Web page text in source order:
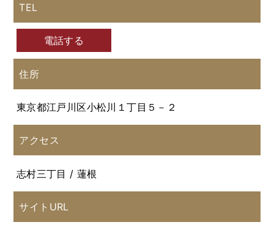
TEL
電話する
住所
東京都江戸川区小松川１丁目５－２
アクセス
志村三丁目 / 蓮根
サイトURL